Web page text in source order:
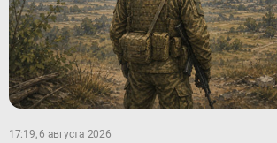
17:19, 6 августа 2026